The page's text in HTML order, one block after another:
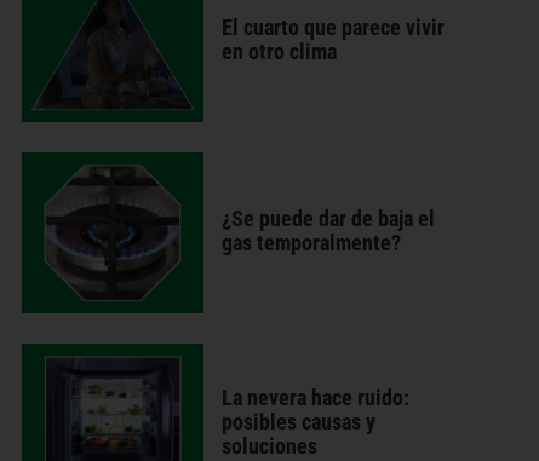
El cuarto que parece vivir
en otro clima
¿Se puede dar de baja el
gas temporalmente?
La nevera hace ruido:
posibles causas y
soluciones